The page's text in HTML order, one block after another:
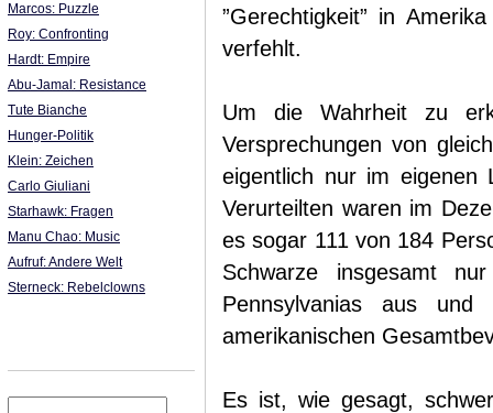
Marcos: Puzzle
Roy: Confronting
Hardt: Empire
Abu-Jamal: Resistance
Tute Bianche
Hunger-Politik
Klein: Zeichen
Carlo Giuliani
Starhawk: Fragen
Manu Chao: Music
Aufruf: Andere Welt
Sterneck: Rebelclowns
”Gerechtigkeit” in
verfehlt.
Um die Wahrheit zu
Versprechungen von
eigentlich nur im eigenen
Verurteilten waren im
es sogar 111 von 184
Schwarze insgesamt
Pennsylvanias aus
amerikanischen
Es ist, wie gesagt,